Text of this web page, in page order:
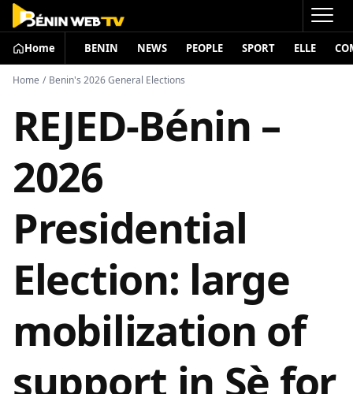
Home BENIN NEWS PEOPLE SPORT ELLE
Home / Benin's 2026 General Elections
REJED-Bénin –
2026
Presidential
Election: large
mobilization of
support in Sè for